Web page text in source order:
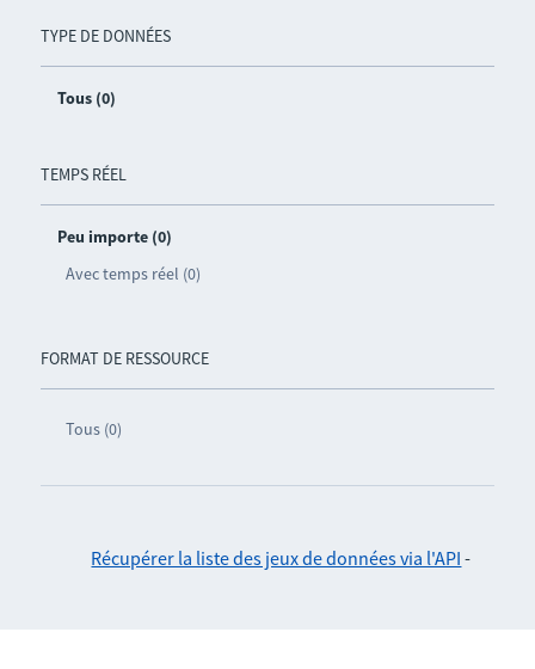
TYPE DE DONNÉES
Tous (0)
TEMPS RÉEL
Peu importe (0)
Avec temps réel (0)
FORMAT DE RESSOURCE
Tous (0)
Récupérer la liste des jeux de données via l'API -